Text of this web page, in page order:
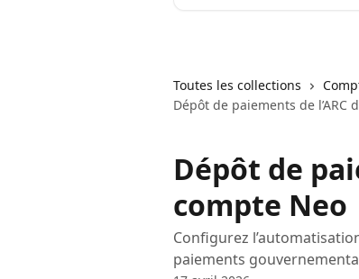
Toutes les collections
Dépôt de paiements de l’ARC
Dépôt de
compte Neo
Configurez
paiements